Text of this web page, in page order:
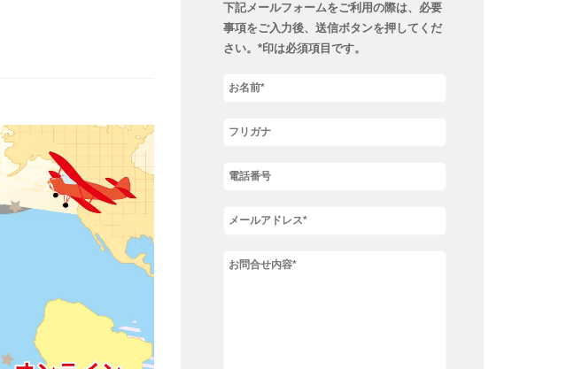
下記メールフォームをご利用の際は、必要
事項をご入力後、送信ボタンを押してくだ
さい。*印は必須項目です。